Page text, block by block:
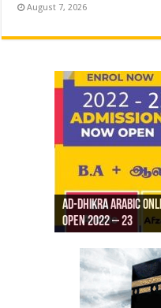
August 7, 2026
Ad-Dhikra Arabic
Open 2022 – 23
Ad-Dhikra Arabic
AD DHIKRA ARABIC
ரியாத் ஜும்ஆ
Masjid (Kuwait